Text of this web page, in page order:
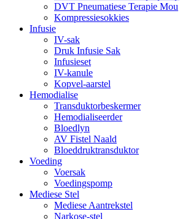
DVT Pneumatiese Terapie Mou
Kompressiesokkies
Infusie
IV-sak
Druk Infusie Sak
Infusieset
IV-kanule
Kopvel-aarstel
Hemodialise
Transduktorbeskermer
Hemodialiseerder
Bloedlyn
AV Fistel Naald
Bloeddruktransduktor
Voeding
Voersak
Voedingspomp
Mediese Stel
Mediese Aantrekstel
Narkose-stel